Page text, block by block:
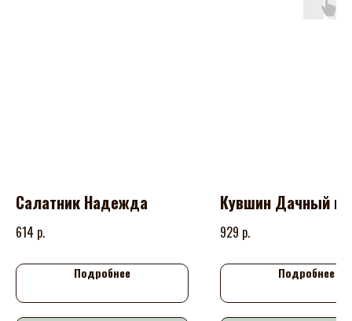
Салатник Надежда
614 р.
Подробнее
Кувшин Дачный
929 р.
Подробнее